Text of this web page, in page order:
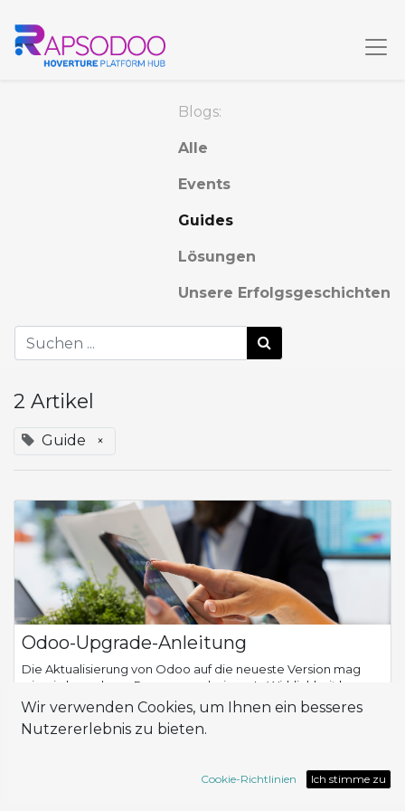
Blogs:
Alle
Events
Guides
Lösungen
Unsere Erfolgsgeschichten
2 Artikel
Guide ×
Odoo-Upgrade-Anleitung
Die Aktualisierung von Odoo auf die neueste Version mag
wie ein komplexer Prozess erscheinen. In Wirklichkeit kann
sie mit dem richtigen Ansatz zu einer wertvollen Gelegenheit
Wir verwenden Cookies, um Ihnen ein besseres
Nutzererlebnis zu bieten.
Cookie-Richtlinien Ich stimme zu